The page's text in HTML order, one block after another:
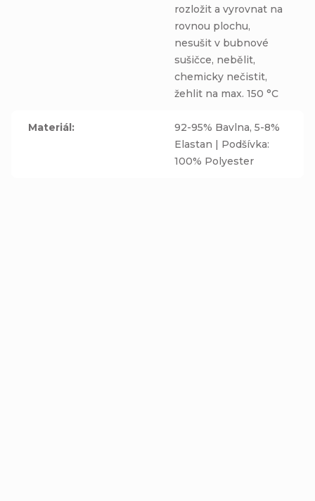
rozložit a vyrovnat na
rovnou plochu,
nesušit v bubnové
sušičce, nebělit,
chemicky nečistit,
žehlit na max. 150 °C
Materiál:
92-95% Bavlna, 5-8%
Elastan | Podšívka:
100% Polyester